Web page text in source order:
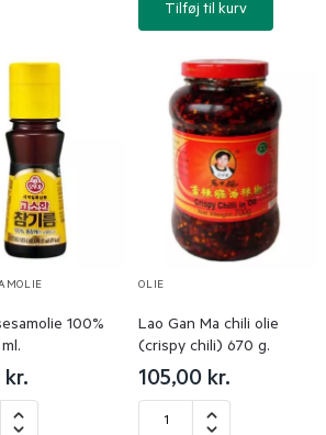
Tilføj til kurv
100%
kr.
OLIE
Lao Gan Ma chili olie
(crispy chili) 670 g.
105,00 kr.